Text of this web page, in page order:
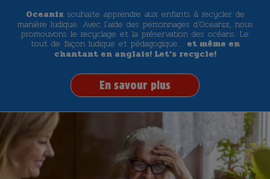
Oceanix souhaite apprendre aux enfants à recycler de
manière ludique. Avec l'aide des personnages d'Oceanix, nous
promouvons le recyclage et la préservation des océans. Le
tout de façon ludique et pédagogique… et même en
chantant en anglais! Let’s recycle!
En savour plus